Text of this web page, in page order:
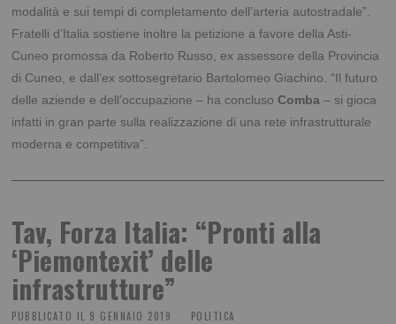
modalità e sui tempi di completamento dell’arteria autostradale”.
Fratelli d’Italia sostiene inoltre la petizione a favore della Asti-
Cuneo promossa da Roberto Russo, ex assessore della Provincia
di Cuneo, e dall’ex sottosegretario Bartolomeo Giachino. “Il futuro
delle aziende e dell’occupazione – ha conclusoComba – si gioca
infatti in gran parte sulla realizzazione di una rete infrastrutturale
moderna e competitiva”.
Tav, Forza Italia: “Pronti alla
‘Piemontexit’ delle
infrastrutture”
PUBBLICATO IL 9 GENNAIO 2019 POLITICA